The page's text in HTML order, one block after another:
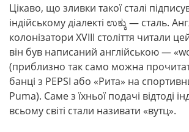
Цікаво, що зливки такої сталі
індійському діалекті ಉಕ್ಕು — сталь.
колонізатори XVIII століття читали
він був написаний англійською —
(приблизно так само можна
банці з PEPSI або «Рита» на
Puma). Саме з їхньої подачі відтоді
всьому світі стали називати «вутц».